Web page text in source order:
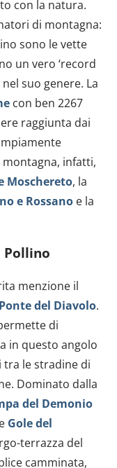
con la natura.
di montagna:
sono le vette
un vero ‘record
suo genere. La
con ben 2267
raggiunta dai
montagna, infatti,
Moschereto, la
e Rossano e la
Pollino
menzione il
Ponte del Diavolo.
di
in questo angolo
tra le stradine di
Dominato dalla
del Demonio
Gole del
terrazza del
camminata,